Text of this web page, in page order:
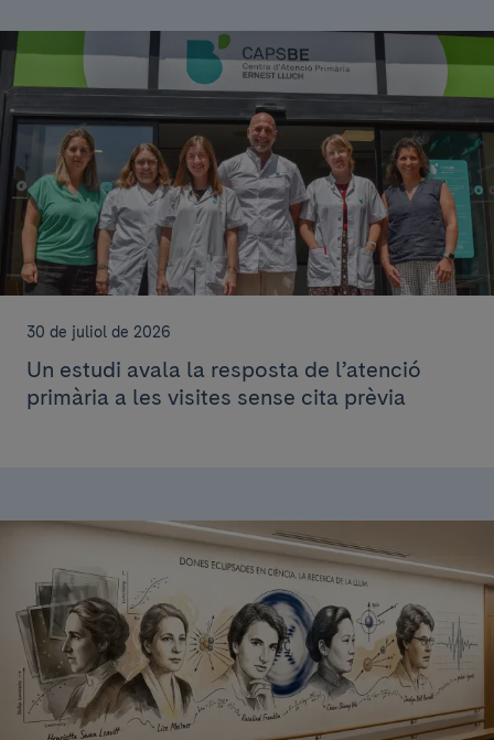
30 de juliol de 2026
Un estudi avala la resposta de l’atenció
primària a les visites sense cita prèvia